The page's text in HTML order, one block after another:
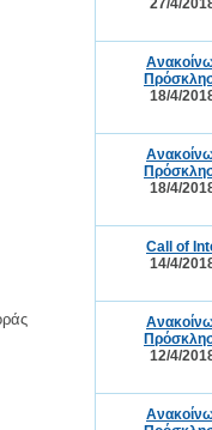
27/4/
18/4/
18/4/
Call of
14/4/
12/4/